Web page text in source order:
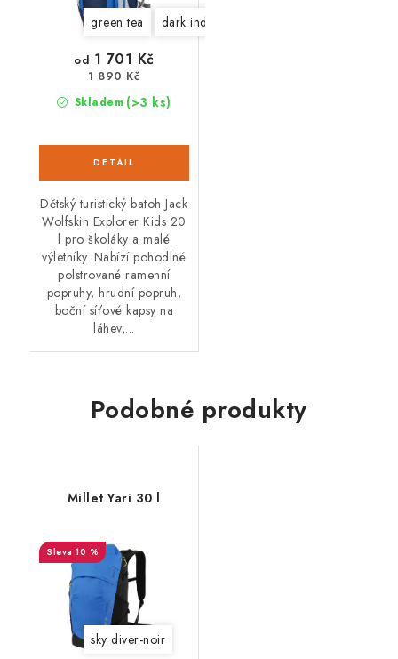
green tea dark indigo
Skladem (>3 ks)
od 1 701 Kč
1 890 Kč
Dětský turistický batoh Jack
Wolfskin Explorer Kids 20
l pro školáky a malé
výletníky. Nabízí pohodlné
polstrované ramenní
popruhy, hrudní popruh,
boční síťové kapsy na
láhev,...
Podobné produkty
Millet Yari 30 l
10 %
sky diver-noir